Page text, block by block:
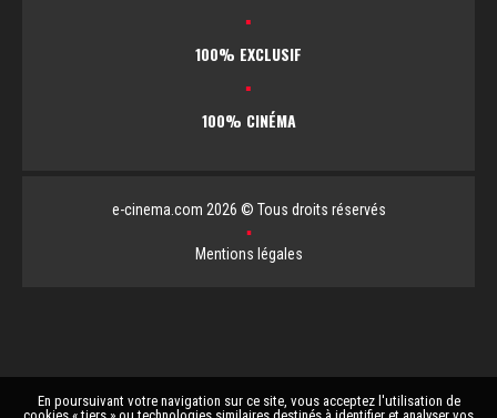
En poursuivant votre navigation sur ce site, vous acceptez l'utilisation de
▪
100% EXCLUSIF
▪
100% CINÉMA
e-cinema.com 2026 © Tous droits réservés
▪
Mentions légales